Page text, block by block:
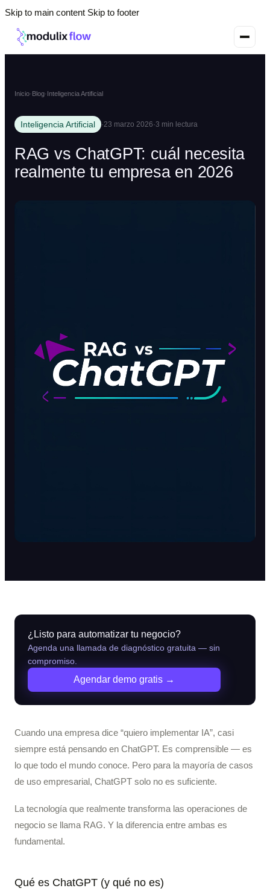
Skip to main content Skip to footer
Inicio·Blog·Inteligencia Artificial
Inteligencia Artificial ·23 marzo 2026·3 min lectura
RAG vs ChatGPT: cuál necesita
realmente tu empresa en 2026
Cuando una empresa dice “quiero implementar IA”, casi
siempre está pensando en ChatGPT. Es comprensible — es
lo que todo el mundo conoce. Pero para la mayoría de casos
de uso empresarial, ChatGPT solo no es suficiente.
La tecnología que realmente transforma las operaciones de
negocio se llama RAG. Y la diferencia entre ambas es
fundamental.
Qué es ChatGPT (y qué no es)
¿Listo para automatizar tu negocio?
Agenda una llamada de diagnóstico gratuita — sin
compromiso.
Agendar demo gratis →